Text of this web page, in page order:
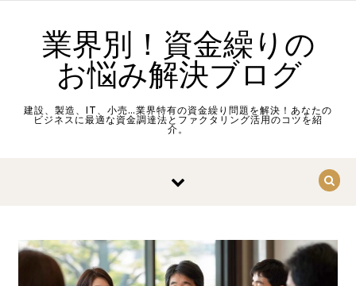
業界別！資金繰りの
お悩み解決ブログ
建設、製造、IT、小売…業界特有の資金繰り問題を解決！あなたの
ビジネスに最適な資金調達法とファクタリング活用のコツを紹
介。